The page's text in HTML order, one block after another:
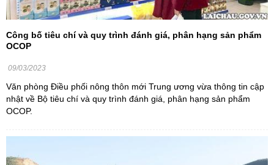
Công bố tiêu chí và quy trình đánh giá, phân hạng sản phẩm
OCOP
09/03/2023
Văn phòng Điều phối nông thôn mới Trung ương vừa thông tin cập
nhật về Bộ tiêu chí và quy trình đánh giá, phân hạng sản phẩm
OCOP.